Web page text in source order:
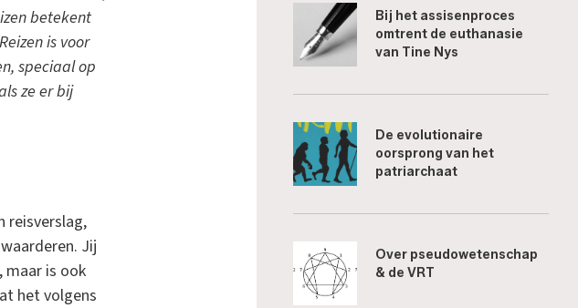
betekent
is voor
speciaal op
ze er bij
reisverslag,
Jij
maar is ook
het volgens
Bij het assisenproces
omtrent de euthanasie
van Tine Nys
De evolutionaire
oorsprong van het
patriarchaat
Over pseudowetenschap
& de VRT